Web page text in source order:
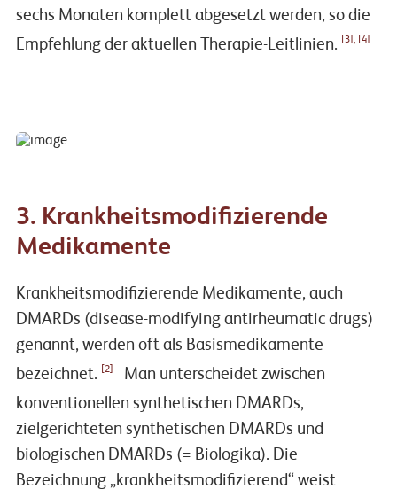
sechs Monaten komplett abgesetzt werden, so die
Empfehlung der aktuellen Therapie-Leitlinien.
[3], [4]
3. Krankheitsmodifizierende
Medikamente
Krankheitsmodifizierende Medikamente, auch
DMARDs (disease-modifying antirheumatic drugs)
genannt, werden oft als Basismedikamente
bezeichnet.
[2]
Man unterscheidet zwischen
konventionellen synthetischen DMARDs,
zielgerichteten synthetischen DMARDs und
biologischen DMARDs (= Biologika). Die
Bezeichnung „krankheitsmodifizierend“ weist